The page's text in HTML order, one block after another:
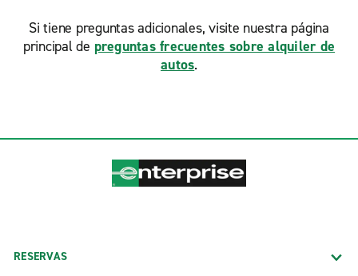
Si tiene preguntas adicionales, visite nuestra página
principal de preguntas frecuentes sobre alquiler de
autos.
RESERVAS